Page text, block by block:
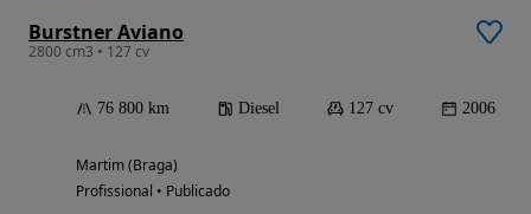
Burstner Aviano
2800 cm3 • 127 cv
76 800 km Diesel 127 cv 2006
Martim (Braga)
Profissional • Publicado